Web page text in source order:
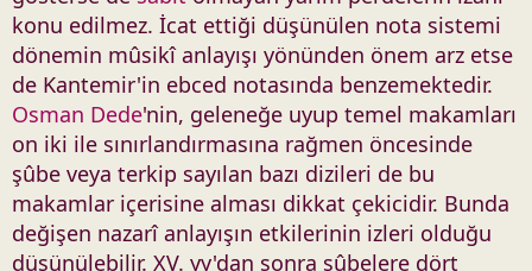
konu edilmez. İcat ettiği düşünülen nota sistemi
dönemin mûsikî anlayışı yönünden önem arz etse
de Kantemir'in ebced notasında benzemektedir.
Osman Dede'nin, geleneğe uyup temel makamları
on iki ile sınırlandırmasına rağmen öncesinde
şûbe veya terkip sayılan bazı dizileri de bu
makamlar içerisine alması dikkat çekicidir. Bunda
değişen nazarî anlayışın etkilerinin izleri olduğu
düşünülebilir. XV. yy'dan sonra şûbelere dört